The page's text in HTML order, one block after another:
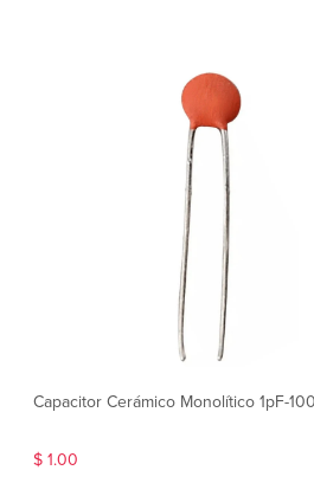
Capacitor Cerámico Monolítico 1pF-
$ 1.00